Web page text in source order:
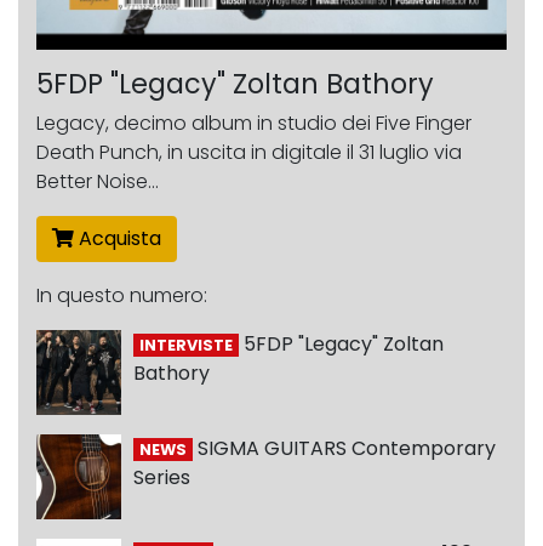
5FDP "Legacy" Zoltan Bathory
Legacy, decimo album in studio dei Five Finger
Death Punch, in uscita in digitale il 31 luglio via
Better Noise...
Acquista
In questo numero:
INTERVISTE 5FDP "Legacy" Zoltan
Bathory
NEWS SIGMA GUITARS Contemporary
Series